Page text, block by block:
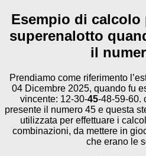
Esempio di calcolo
superenalotto
il
Prendiamo come riferimento
04 Dicembre 2025, quando fu
vincente: 12-30-45-48-59-60.
presente il numero 45 e questa
utilizzata per effettuare i
combinazioni, da mettere in
che erano le